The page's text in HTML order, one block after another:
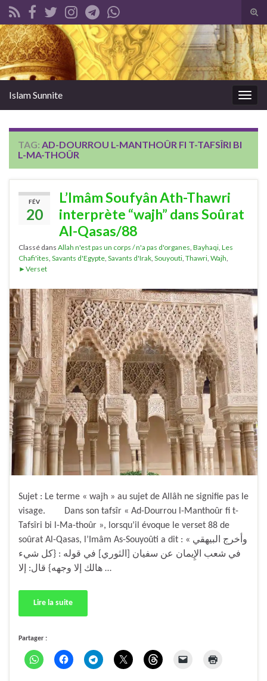
Search for:
Islam Sunnite
TAG: AD-DOURROU L-MANTHOÛR FI T-TAFSÎRI BI
L-MA-THOÛR
FÉV
20
L’Imâm Soufyân Ath-Thawri
interprète “wajh” dans Soûrat
Al-Qasas/88
Classé dans Allah n'est pas un corps / n'a pas d'organes Bayhaqi Les
Chafi'ites Savants d'Egypte Savants d'Irak Souyouti Thawri Wajh
►Verset
Sujet : Le terme « wajh » au sujet de Allâh ne signifie pas le
visage. Dans son tafsîr « Ad-Dourrou l-Manthoûr fi t-
Tafsîri bi l-Ma-thoûr », lorsqu’il évoque le verset 88 de
soûrat Al-Qasas, l’Imâm As-Souyoûti a dit : « وأخرج البيهقي
في شعب الإِيمان عن سفيان [الثوري] في قوله : {كل شيء
هالك إلا وجهه} قال: إلا …
Lire la suite
Partager :